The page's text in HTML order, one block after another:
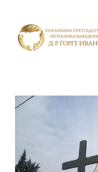
КАБИНЕТ